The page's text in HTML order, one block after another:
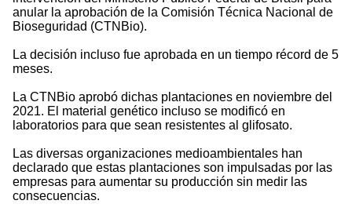
anular la aprobación de la Comisión Técnica Nacional de
Bioseguridad (CTNBio).
La decisión incluso fue aprobada en un tiempo récord de 5
meses.
La CTNBio aprobó dichas plantaciones en noviembre del
2021. El material genético incluso se modificó en
laboratorios para que sean resistentes al glifosato.
Las diversas organizaciones medioambientales han
declarado que estas plantaciones son impulsadas por las
empresas para aumentar su producción sin medir las
consecuencias.